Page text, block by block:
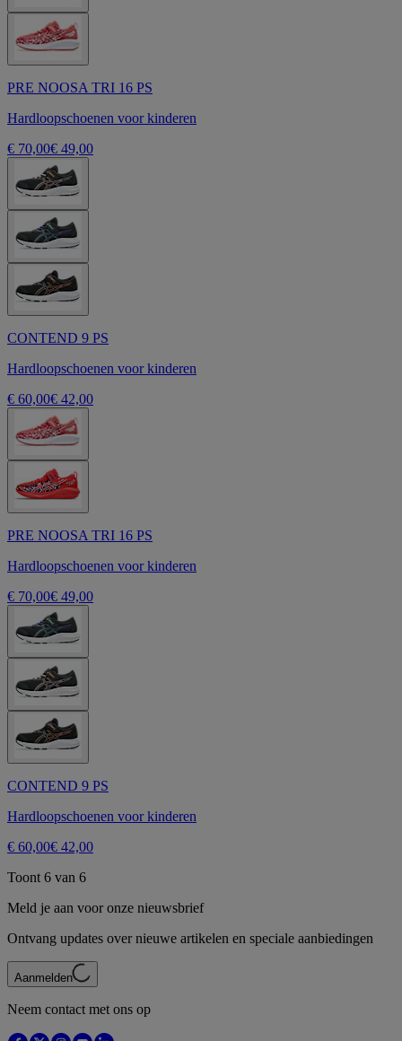
PRE NOOSA TRI 16 PS
Hardloopschoenen voor kinderen
€ 70,00€ 49,00
CONTEND 9 PS
Hardloopschoenen voor kinderen
€ 60,00€ 42,00
PRE NOOSA TRI 16 PS
Hardloopschoenen voor kinderen
€ 70,00€ 49,00
CONTEND 9 PS
Hardloopschoenen voor kinderen
€ 60,00€ 42,00
Toont 6 van 6
Meld je aan voor onze nieuwsbrief
Ontvang updates over nieuwe artikelen en speciale aanbiedingen
Aanmelden
Neem contact met ons op